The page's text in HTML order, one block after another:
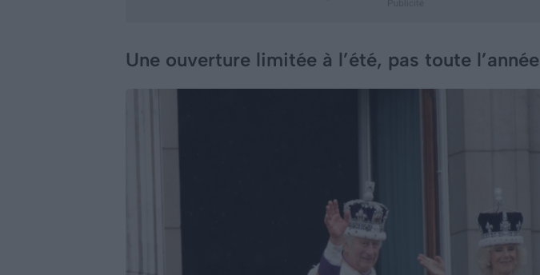
Une ouverture limitée à l’été, pas toute l’année